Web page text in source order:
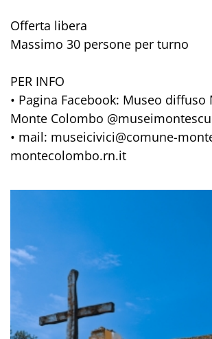
Offerta libera
Massimo 30 persone per turno
PER INFO
• Pagina Facebook: Museo diffuso
Monte Colombo
• mail: museicivici@comune-
montecolombo.rn.it